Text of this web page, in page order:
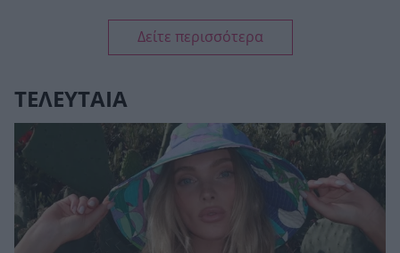
Δείτε περισσότερα
ΤΕΛΕΥΤΑΙΑ